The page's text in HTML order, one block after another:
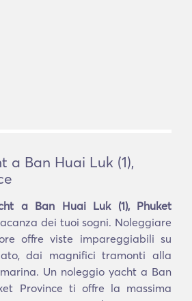
a Ban Huai Luk (1),
a Ban Huai Luk (1), Phuket
dei tuoi sogni. Noleggiare
offre viste impareggiabili su
dai magnifici tramonti alla
Un noleggio yacht a Ban
Province ti offre la massima